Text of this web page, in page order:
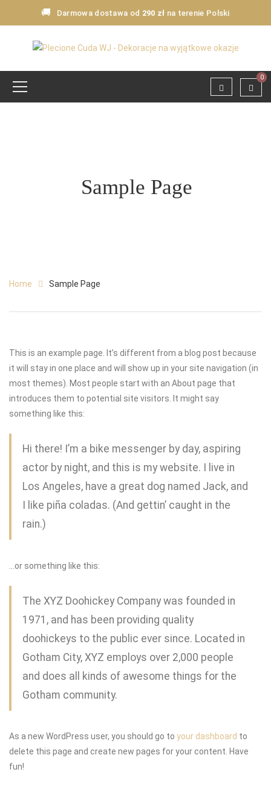
🚚 Darmowa dostawa od 290 zł na terenie Polski
0
Sample Page
Home Sample Page
This is an example page. It’s different from a blog post because
it will stay in one place and will show up in your site navigation (in
most themes). Most people start with an About page that
introduces them to potential site visitors. It might say
something like this:
Hi there! I’m a bike messenger by day, aspiring
actor by night, and this is my website. I live in
Los Angeles, have a great dog named Jack, and
I like piña coladas. (And gettin’ caught in the
rain.)
…or something like this:
The XYZ Doohickey Company was founded in
1971, and has been providing quality
doohickeys to the public ever since. Located in
Gotham City, XYZ employs over 2,000 people
and does all kinds of awesome things for the
Gotham community.
As a new WordPress user, you should go to your dashboard to
delete this page and create new pages for your content. Have
fun!